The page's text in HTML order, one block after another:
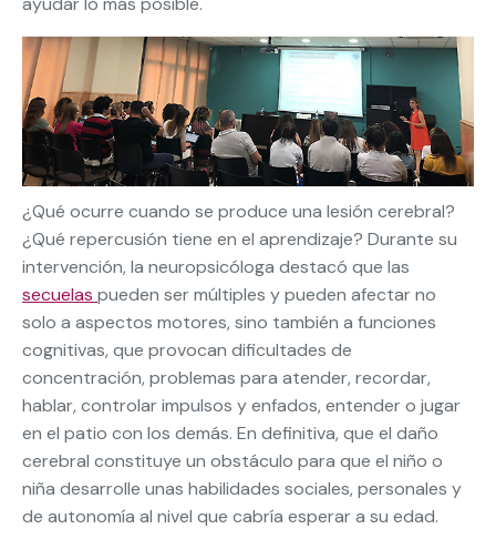
¿Qué ocurre cuando se produce una lesión cerebral?
¿Qué repercusión tiene en el aprendizaje? Durante su
intervención, la neuropsicóloga destacó que las
secuelas pueden ser múltiples y pueden afectar no
solo a aspectos motores, sino también a funciones
cognitivas, que provocan dificultades de
concentración, problemas para atender, recordar,
hablar, controlar impulsos y enfados, entender o jugar
en el patio con los demás. En definitiva, que el daño
cerebral constituye un obstáculo para que el niño o
niña desarrolle unas habilidades sociales, personales y
de autonomía al nivel que cabría esperar a su edad.